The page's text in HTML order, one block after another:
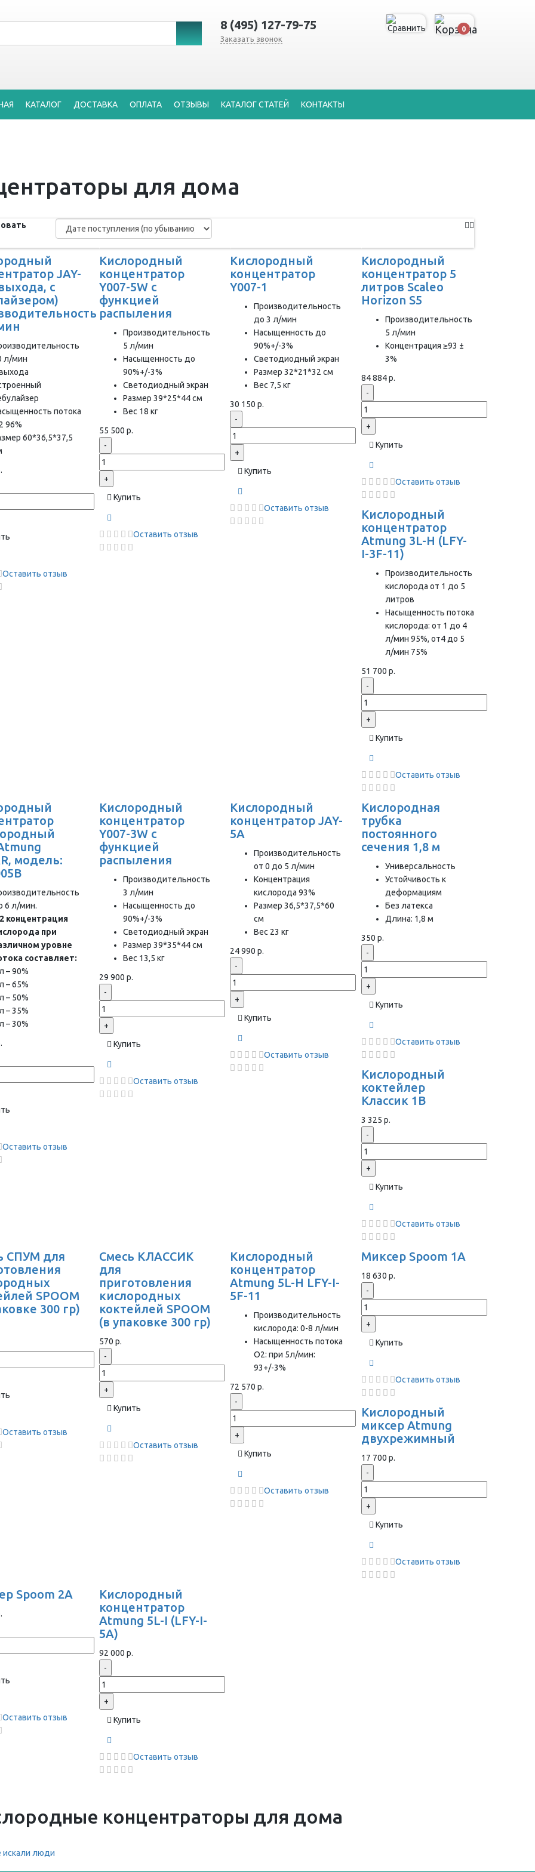
8 (495) 127-79-75
Заказать звонок
0
КАТАЛОГ ДОСТАВКА ОПЛАТА ОТЗЫВЫ КАТАЛОГ СТАТЕЙ КОНТАКТЫ
для дома
JAY-
с
л/мин
потока
96%
60*36,5*37,5
Оставить отзыв
Кислородный
концентратор
Y007-5W с
функцией
распыления
Производительность
5 л/мин
Насыщенность до
90%+/-3%
Светодиодный экран
Размер 39*25*44 см
Вес 18 кг
55 500 р.
-
+
Купить
Оставить отзыв
Кислородный
концентратор
Y007-1
Производительность
до 3 л/мин
Насыщенность до
90%+/-3%
Светодиодный экран
Размер 32*21*32 см
Вес 7,5 кг
30 150 р.
-
+
Купить
Оставить отзыв
Кислородный
концентратор 5
литров Scaleo
Horizon S5
Производительность
5 л/мин
Концентрация ≥93 ±
3%
84 884 р.
-
+
Купить
Оставить отзыв
Кислородный
концентратор
Atmung 3L-H (LFY-
I-3F-11)
Производительность
кислорода от 1 до 5
литров
Насыщенность потока
кислорода: от 1 до 4
л/мин 95%, от4 до 5
л/мин 75%
51 700 р.
-
+
Купить
Оставить отзыв
модель:
6 л/мин.
концентрация
при
уровне
составляет:
– 90%
– 65%
– 50%
– 35%
– 30%
Оставить отзыв
Кислородный
концентратор
Y007-3W с
функцией
распыления
Производительность
3 л/мин
Насыщенность до
90%+/-3%
Светодиодный экран
Размер 39*35*44 см
Вес 13,5 кг
29 900 р.
-
+
Купить
Оставить отзыв
Кислородный
концентратор JAY-
5A
Производительность
от 0 до 5 л/мин
Концентрация
кислорода 93%
Размер 36,5*37,5*60
см
Вес 23 кг
24 990 р.
-
+
Купить
Оставить отзыв
Кислородная
трубка
постоянного
сечения 1,8 м
Универсальность
Устойчивость к
деформациям
Без латекса
Длина: 1,8 м
350 р.
-
+
Купить
Оставить отзыв
Кислородный
коктейлер
Классик 1В
3 325 р.
-
+
Купить
Оставить отзыв
СПУМ для
SPOOM
300 гр)
Оставить отзыв
Смесь КЛАССИК
для
приготовления
кислородных
коктейлей SPOOM
(в упаковке 300 гр)
570 р.
-
+
Купить
Оставить отзыв
Кислородный
концентратор
Atmung 5L-H LFY-I-
5F-11
Производительность
кислорода: 0-8 л/мин
Насыщенность потока
О2: при 5л/мин:
93+/-3%
72 570 р.
-
+
Купить
Оставить отзыв
Миксер Spoom 1A
18 630 р.
-
+
Купить
Оставить отзыв
Кислородный
миксер Atmung
двухрежимный
17 700 р.
-
+
Купить
Оставить отзыв
Spoom 2A
Оставить отзыв
Кислородный
концентратор
Atmung 5L-I (LFY-I-
5A)
92 000 р.
-
+
Купить
Оставить отзыв
концентраторы для дома
искали люди